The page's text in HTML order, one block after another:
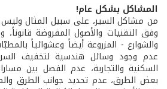
المشاكل بشكل عام!
من مشاكل السير، على سبيل المثال
وفق التقنيات والأصول المفروضة
والشوارع - المزروعة أيضاً وعشوائياً
عدم وجود وسائل هندسية لتخفيف
السكنية والتجارية، عدم الفصل بين
بعض الطرق، عدم تحديد جوانب الطرق